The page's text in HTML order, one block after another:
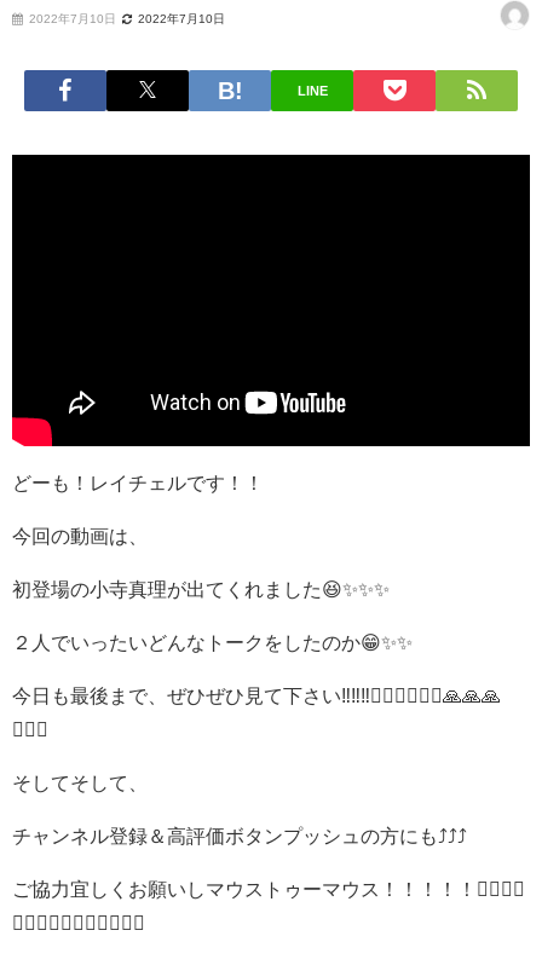
2022年7月10日 2022年7月10日
LINE
どーも！レイチェルです！！
今回の動画は、
初登場の小寺真理が出てくれました😆✨✨✨
２人でいったいどんなトークをしたのか😁✨✨
今日も最後まで、ぜひぜひ見て下さい‼️‼️‼️🙇‍♂️🙇‍♂️🙇‍♂️🙏🙏🙏
✨✨✨
そしてそして、
チャンネル登録＆高評価ボタンプッシュの方にも⤴️⤴️⤴️
ご協力宜しくお願いしマウストゥーマウス！！！！！🙇‍♂️🙇‍♂️
🙇‍♂️🙇‍♂️🙇‍♂️✨✨✨✨✨